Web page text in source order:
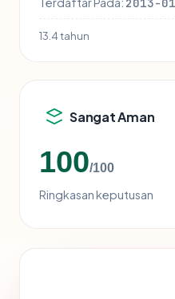
2013-
13.4 tahun
Sangat Aman
100/100
Ringkasan keputusan